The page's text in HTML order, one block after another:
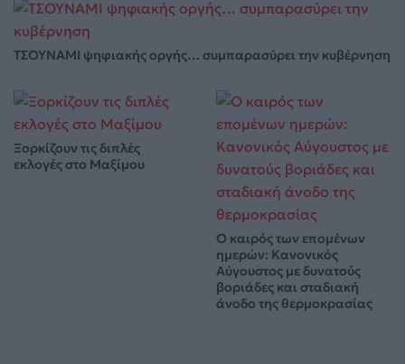
ΤΣΟΥΝΑΜΙ ψηφιακής οργής… συμπαρασύρει την κυβέρνηση
Ξορκίζουν τις διπλές
εκλογές στο Μαξίμου
Ο καιρός των επομένων
ημερών: Κανονικός
Αύγουστος με δυνατούς
βοριάδες και σταδιακή
άνοδο της θερμοκρασίας